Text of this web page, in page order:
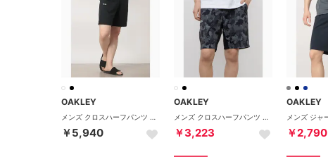
OAKLEY
￥5,940
OAKLEY
￥3,223
OAKLEY
￥2,790